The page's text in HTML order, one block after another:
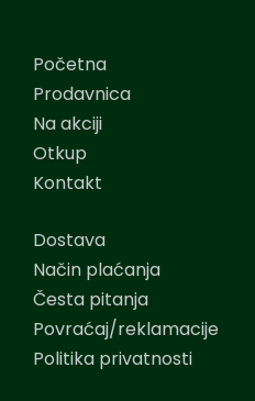
Početna
Prodavnica
Na akciji
Otkup
Kontakt
Dostava
Način plaćanja
Česta pitanja
Povraćaj/reklamacije
Politika privatnosti